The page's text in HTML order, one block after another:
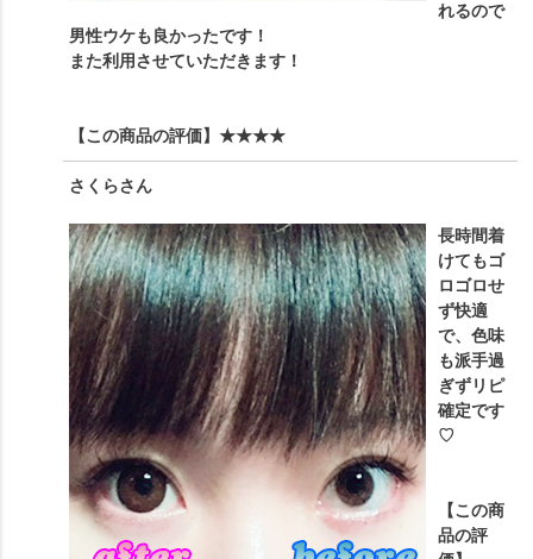
れるので
男性ウケも良かったです！
また利用させていただきます！
【この商品の評価】 ★★★★
さくらさん
長時間着
けてもゴ
ロゴロせ
ず快適
で、色味
も派手過
ぎずリピ
確定です
♡
【この商
品の評